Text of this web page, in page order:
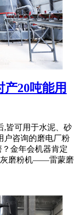
产20吨能用
,皆可用于水泥、砂
户咨询的磨电厂粉
金年会机器肯定
灰磨粉机——雷蒙磨